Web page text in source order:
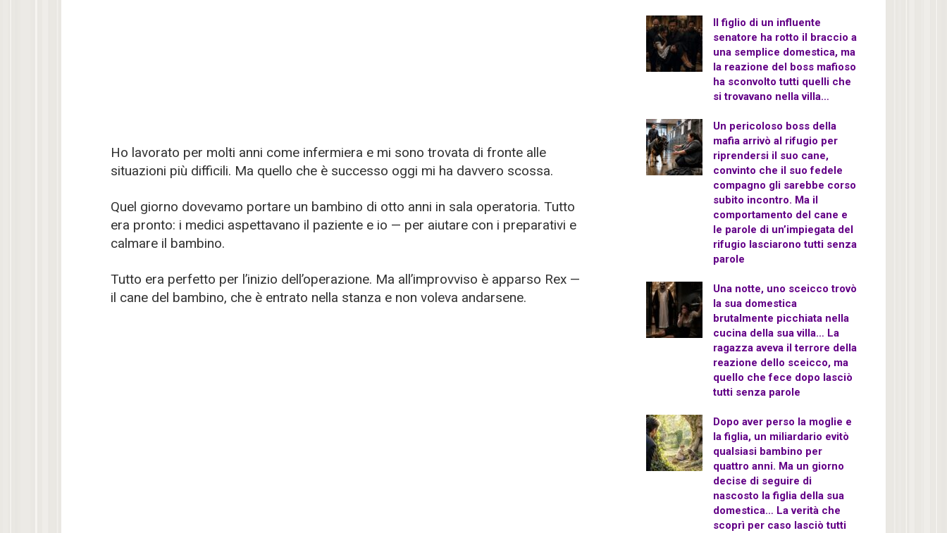
Ho lavorato per molti anni come infermiera e mi sono trovata di fronte alle
situazioni più difficili. Ma quello che è successo oggi mi ha davvero scossa.
Quel giorno dovevamo portare un bambino di otto anni in sala operatoria. Tutto
era pronto: i medici aspettavano il paziente e io — per aiutare con i preparativi e
calmare il bambino.
Tutto era perfetto per l’inizio dell’operazione. Ma all’improvviso è apparso Rex —
il cane del bambino, che è entrato nella stanza e non voleva andarsene.
Il figlio di un influente
senatore ha rotto il braccio a
una semplice domestica, ma
la reazione del boss mafioso
ha sconvolto tutti quelli che
si trovavano nella villa…
Un pericoloso boss della
mafia arrivò al rifugio per
riprendersi il suo cane,
convinto che il suo fedele
compagno gli sarebbe corso
subito incontro. Ma il
comportamento del cane e
le parole di un’impiegata del
rifugio lasciarono tutti senza
parole
Una notte, uno sceicco trovò
la sua domestica
brutalmente picchiata nella
cucina della sua villa… La
ragazza aveva il terrore della
reazione dello sceicco, ma
quello che fece dopo lasciò
tutti senza parole
Dopo aver perso la moglie e
la figlia, un miliardario evitò
qualsiasi bambino per
quattro anni. Ma un giorno
decise di seguire di
nascosto la figlia della sua
domestica… La verità che
scoprì per caso lasciò tutti